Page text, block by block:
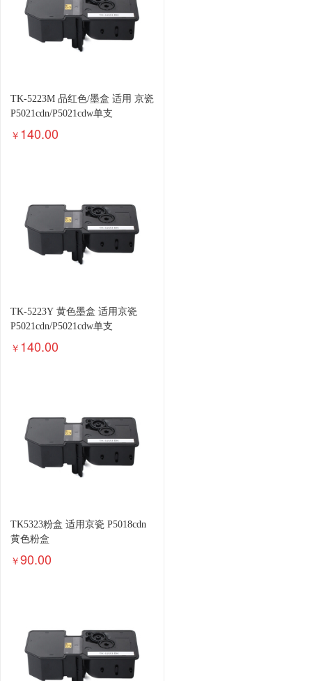
TK-5223M 品红色/墨盒 适用 京瓷
P5021cdn/P5021cdw单支
￥ 140.00
TK-5223Y 黄色墨盒 适用京瓷
P5021cdn/P5021cdw单支
￥ 140.00
TK5323粉盒 适用京瓷 P5018cdn
黄色粉盒
￥90.00